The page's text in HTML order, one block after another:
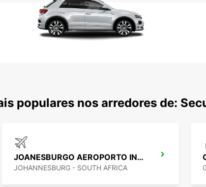
populares nos arredores de:
JOANESBURGO AEROPORTO INTERNACIONAL
JOHANNESBURG - SOUTH AFRICA